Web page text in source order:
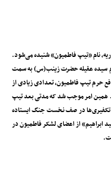
نام «تیپ فاطمیون» شنیده می‌شود.
سیده عقیله حضرت زینب(س) به سمت
حرم تیپ فاطمیون، تعدادی زیادی از
همین امر موجب شد که مدتی بعد تیپ
با تکفیری‌ها در صف نخست جنگ ایستاده‌
از اعضای لشکر فاطمیون در